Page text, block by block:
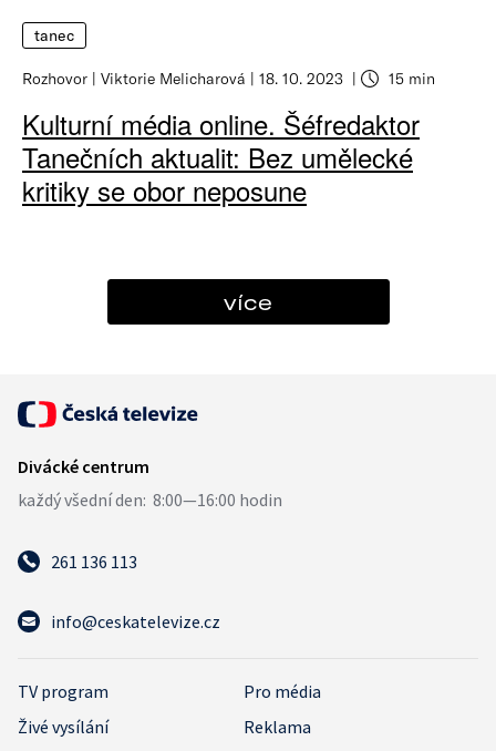
tanec
Rozhovor Viktorie Melicharová 18. 10. 2023 15 min
Kulturní média online. Šéfredaktor
Tanečních aktualit: Bez umělecké
kritiky se obor neposune
více
261 136 113
info@ceskatelevize.cz
TV program
Pro média
Živé vysílání
Reklama